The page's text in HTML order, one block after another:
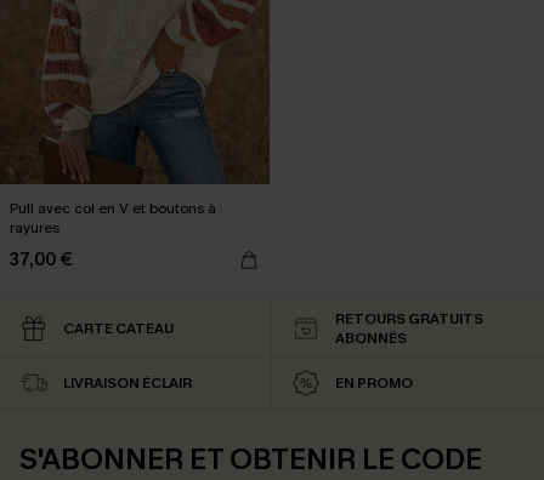
Pull avec col en V et boutons à
rayures
37,00 €
CARTE CATEAU
RETOURS GRATUITS
ABONNÉS
LIVRAISON ÉCLAIR EN PROMO
S'ABONNER ET OBTENIR LE CODE